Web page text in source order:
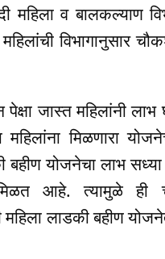
महिला व बालकल्याण
विभागानुसार
पेक्षा जास्त महिलांनी
महिलांना मिळणारा
बहीण योजनेचा लाभ
आहे. त्यामुळे ही
लाडकी बहीण